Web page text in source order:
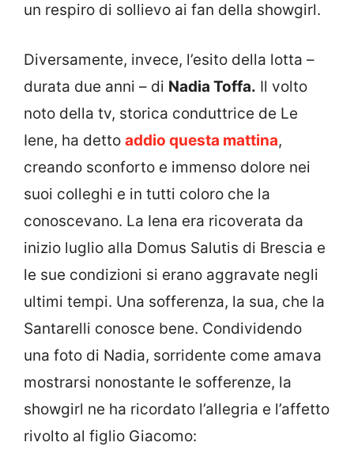
un respiro di sollievo ai fan della showgirl.
Diversamente, invece, l’esito della lotta –
durata due anni – di Nadia Toffa. Il volto
noto della tv, storica conduttrice de Le
Iene, ha detto addio questa mattina,
creando sconforto e immenso dolore nei
suoi colleghi e in tutti coloro che la
conoscevano. La Iena era ricoverata da
inizio luglio alla Domus Salutis di Brescia e
le sue condizioni si erano aggravate negli
ultimi tempi. Una sofferenza, la sua, che la
Santarelli conosce bene. Condividendo
una foto di Nadia, sorridente come amava
mostrarsi nonostante le sofferenze, la
showgirl ne ha ricordato l’allegria e l’affetto
rivolto al figlio Giacomo: